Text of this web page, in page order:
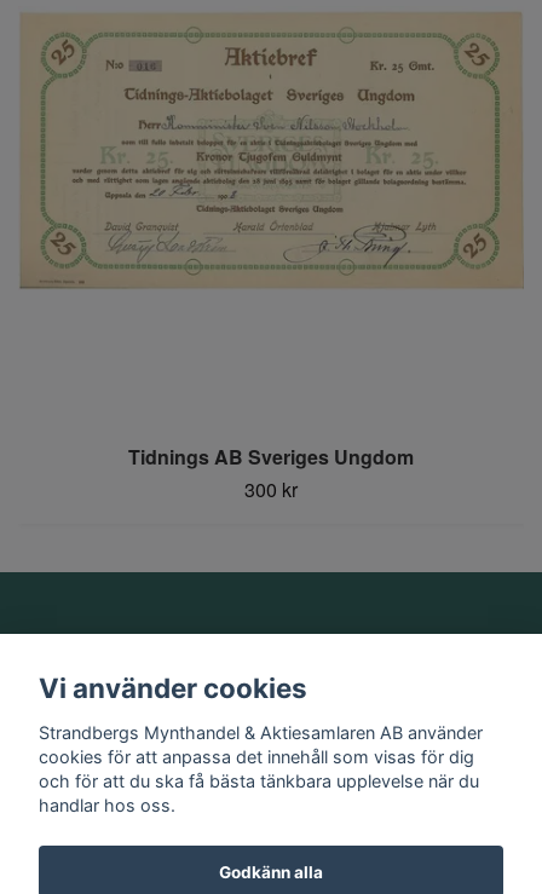
Tidnings AB Sveriges Ungdom
300 kr
Information
Sociala medier
Vi använder cookies
Strandbergs Mynthandel & Aktiesamlaren AB använder
cookies för att anpassa det innehåll som visas för dig
och för att du ska få bästa tänkbara upplevelse när du
handlar hos oss.
Godkänn alla